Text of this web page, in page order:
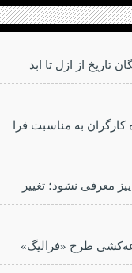
تاریخ از ازل تا ابد
کارگران به مناسبت فرا
معرفی نشود؛ تغییر
طرح «فرالیگ»